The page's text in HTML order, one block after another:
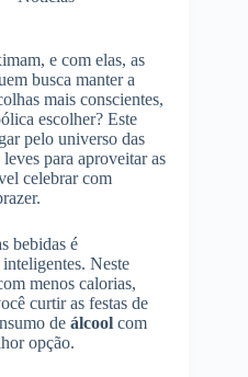
e com elas, as
busca manter a
mais conscientes,
escolher? Este
pelo universo das
para aproveitar as
celebrar com
bebidas é
Neste
menos calorias,
curtir as festas de
de álcool com
opção.